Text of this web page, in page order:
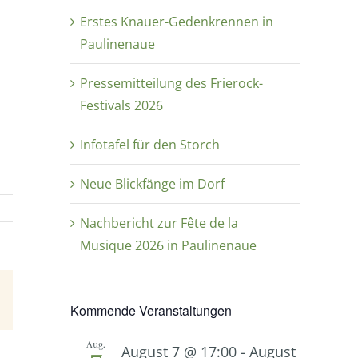
Erstes Knauer-Gedenkrennen in
Paulinenaue
Pressemitteilung des Frierock-
Festivals 2026
Infotafel für den Storch
Neue Blickfänge im Dorf
Nachbericht zur Fête de la
Musique 2026 in Paulinenaue
Kommende Veranstaltungen
Aug. August 7 @ 17:00 - August